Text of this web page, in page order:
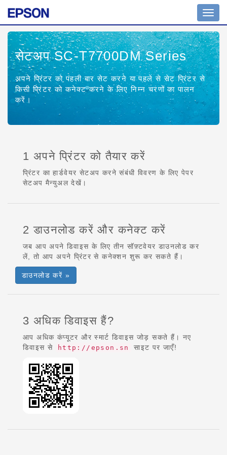
सेटअप SC-T7700DM Series
अपने प्रिंटर को पहली बार सेट करने या पहले से सेट प्रिंटर से
किसी प्रिंटर को कनेक्ट करने के लिए निम्न चरणों का पालन
करें।
1 अपने प्रिंटर को तैयार करें
प्रिंटर का हार्डवेयर सेटअप करने संबंधी विवरण के लिए पेपर
सेटअप मैन्युअल देखें।
2 डाउनलोड करें और कनेक्ट करें
जब आप अपने डिवाइस के लिए तीन सॉफ़्टवेयर डाउनलोड कर
लें, तो आप अपने प्रिंटर से कनेक्शन शुरू कर सकते हैं।
डाउनलोड करें »
3 अधिक डिवाइस हैं?
आप अधिक कंप्यूटर और स्मार्ट डिवाइस जोड़ सकते हैं। नए
डिवाइस से
http://epson.sn साइट पर जाएँ!